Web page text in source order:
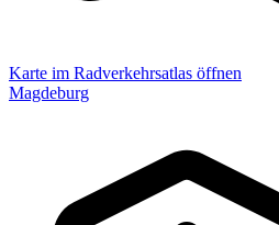
Karte im Radverkehrsatlas öffnen
Magdeburg